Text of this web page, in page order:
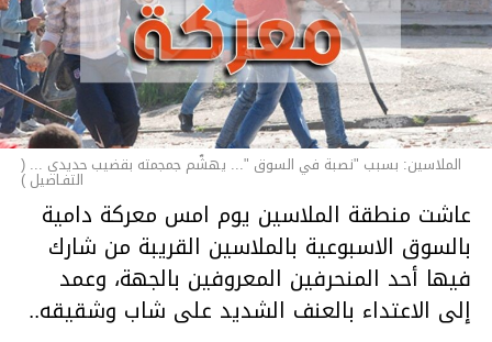
الملاسين: بسبب "نصبة في السوق "... يهشّم جمجمته بقضيب حديدي ... (
التفـاصيل )
عاشت منطقة الملاسين يوم امس معركة دامية
بالسوق الاسبوعية بالملاسين القريبة من شارك
فيها أحد المنحرفين المعروفين بالجهة، وعمد
إلى الاعتداء بالعنف الشديد على شاب وشقيقه..